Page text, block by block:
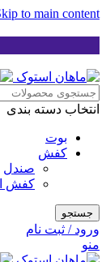
to main content
انتخاب دسته بندی
بوت
کفش
صندل
کفش
جستجو
ورود / ثبت نام
منو